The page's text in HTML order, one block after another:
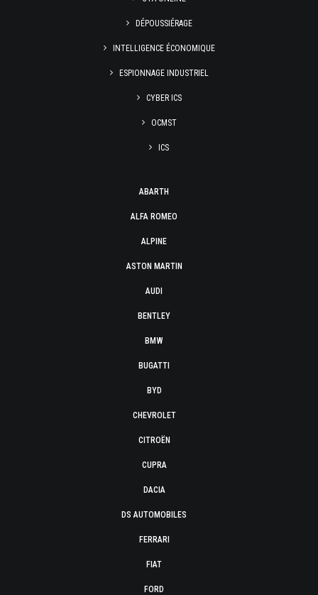
DÉPOUSSIÉRAGE
INTELLIGENCE ÉCONOMIQUE
ESPIONNAGE INDUSTRIEL
CYBER ICS
OCMST
ICS
ABARTH
ALFA ROMEO
ALPINE
ASTON MARTIN
AUDI
BENTLEY
BMW
BUGATTI
BYD
CHEVROLET
CITROËN
CUPRA
DACIA
DS AUTOMOBILES
FERRARI
FIAT
FORD